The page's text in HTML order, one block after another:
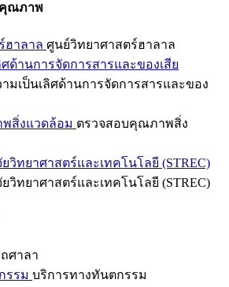
คุณภาพ
ฮาลาล ศูนย์วิทยาศาสตร์ฮาลาล
ด้านการจัดการสารและของเสีย
มเป็นเลิศด้านการจัดการสารและของ
สิ่งแวดล้อม ตรวจสอบคุณภาพสิ่ง
วิทยาศาสตร์และเทคโนโลยี (STREC)
วิทยาศาสตร์และเทคโนโลยี (STREC)
ศาลา
รรม บริการทางทันตกรรม